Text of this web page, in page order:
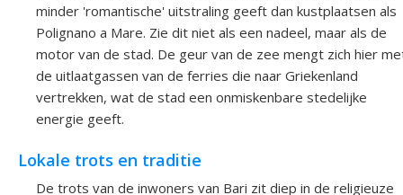
minder 'romantische' uitstraling geeft dan kustplaatsen als
Polignano a Mare. Zie dit niet als een nadeel, maar als de
motor van de stad. De geur van de zee mengt zich hier
de uitlaatgassen van de ferries die naar Griekenland
vertrekken, wat de stad een onmiskenbare stedelijke
energie geeft.
Lokale trots en traditie
De trots van de inwoners van Bari zit diep in de religieuze